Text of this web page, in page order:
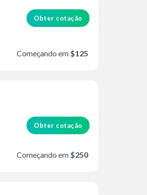
Obter cotação
Começando em $125
Obter cotação
Começando em $250